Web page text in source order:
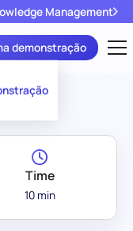
Management
demonstração
Time
10 min